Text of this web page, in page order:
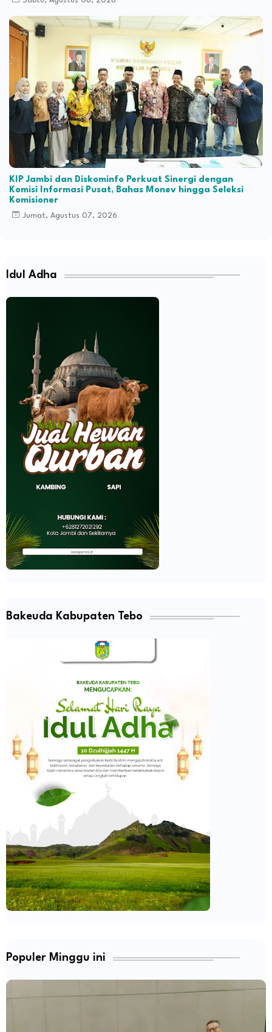
KIP Jambi dan Diskominfo Perkuat Sinergi dengan
Komisi Informasi Pusat, Bahas Monev hingga Seleksi
Komisioner
Jumat, Agustus 07, 2026
Idul Adha
Bakeuda Kabupaten Tebo
Populer Minggu ini